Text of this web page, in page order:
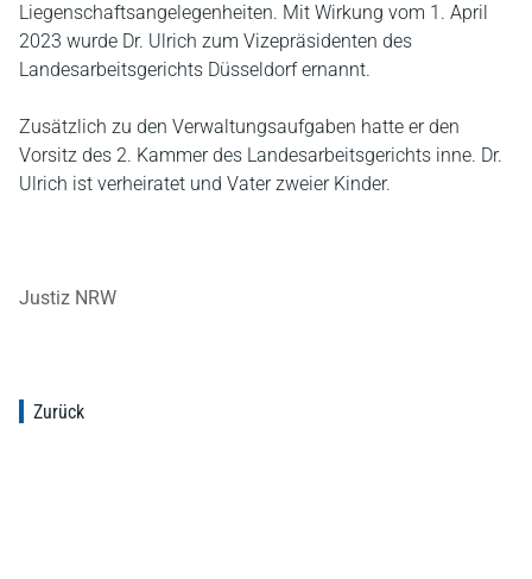
Liegenschaftsangelegenheiten. Mit Wirkung vom 1. April
2023 wurde Dr. Ulrich zum Vizepräsidenten des
Landesarbeitsgerichts Düsseldorf ernannt.
Zusätzlich zu den Verwaltungsaufgaben hatte er den
Vorsitz des 2. Kammer des Landesarbeitsgerichts inne. Dr.
Ulrich ist verheiratet und Vater zweier Kinder.
Justiz NRW
Zurück